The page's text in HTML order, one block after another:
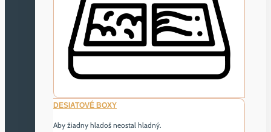
DESIATOVÉ BOXY
Aby žiadny hladoš neostal hladný.